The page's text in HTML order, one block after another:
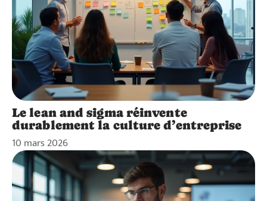
Le lean and sigma réinvente
durablement la culture d’entreprise
10 mars 2026